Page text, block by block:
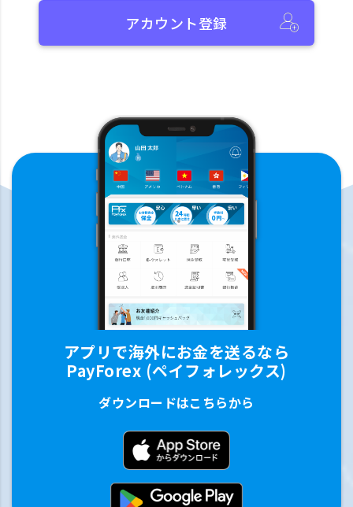
アカウント登録
アプリで海外にお金を送るなら
PayForex (ペイフォレックス)
ダウンロードはこちらから